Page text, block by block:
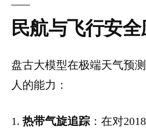
民航与飞行安全
盘古大模型在极端天气预
人的能力：
热带气旋追踪：在对